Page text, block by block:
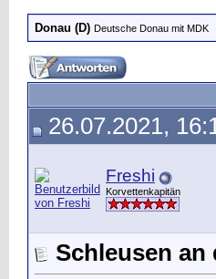
Donau (D) Deutsche Donau mit MDK
26.07.2021,
Freshi
Korvettenkapitän
Schleusen an